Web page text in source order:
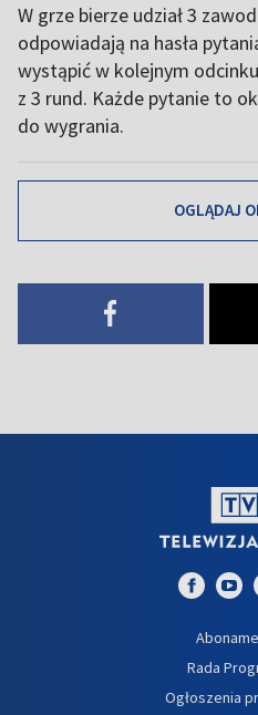
W grze bierze udział 3
odpowiadają na hasła
wystąpić w kolejnym
z 3 rund. Każde pytanie to
do wygrania.
OGLĄDAJ
Rada
Ogłoszenia